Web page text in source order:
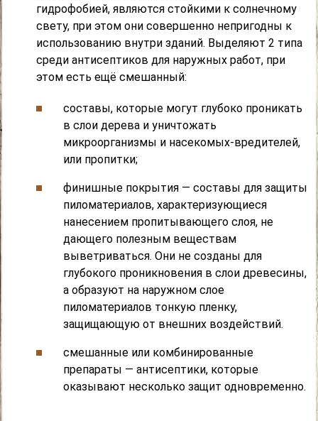
гидрофобией, являются стойкими к солнечному
свету, при этом они совершенно непригодны к
использованию внутри зданий. Выделяют 2 типа
среди антисептиков для наружных работ, при
этом есть ещё смешанный:
составы, которые могут глубоко проникать
в слои дерева и уничтожать
микроорганизмы и насекомых-вредителей,
или пропитки;
финишные покрытия — составы для защиты
пиломатериалов, характеризующиеся
нанесением пропитывающего слоя, не
дающего полезным веществам
выветриваться. Они не созданы для
глубокого проникновения в слои древесины,
а образуют на наружном слое
пиломатериалов тонкую пленку,
защищающую от внешних воздействий.
смешанные или комбинированные
препараты — антисептики, которые
оказывают несколько защит одновременно.